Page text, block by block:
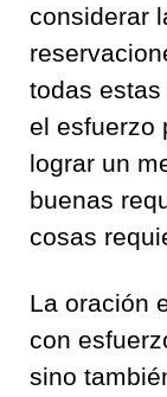
considerar
todas
el esfuerzo
lograr un
buenas
cosas
La oración
con
sino